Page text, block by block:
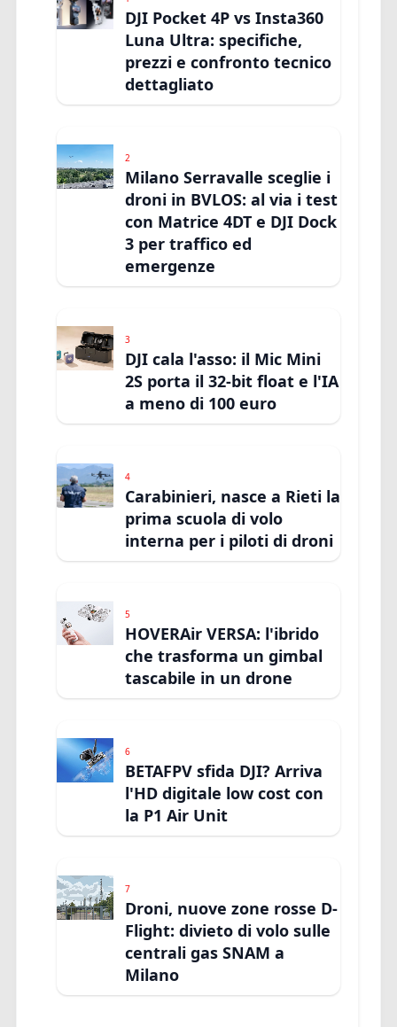
DJI Pocket 4P vs Insta360
Luna Ultra: specifiche,
prezzi e confronto tecnico
dettagliato
2
Milano Serravalle sceglie i
droni in BVLOS: al via i test
con Matrice 4DT e DJI Dock
3 per traffico ed
emergenze
3
DJI cala l'asso: il Mic Mini
2S porta il 32-bit float e l'IA
a meno di 100 euro
4
Carabinieri, nasce a Rieti la
prima scuola di volo
interna per i piloti di droni
5
HOVERAir VERSA: l'ibrido
che trasforma un gimbal
tascabile in un drone
6
BETAFPV sfida DJI? Arriva
l'HD digitale low cost con
la P1 Air Unit
7
Droni, nuove zone rosse D-
Flight: divieto di volo sulle
centrali gas SNAM a
Milano